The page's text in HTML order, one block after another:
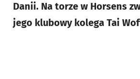
Danii. Na torze w Horsens
jego klubowy kolega Tai